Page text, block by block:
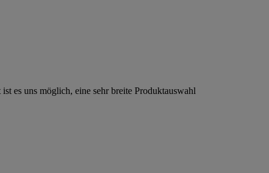
es uns möglich, eine sehr breite Produktauswahl